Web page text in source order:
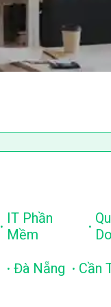
. IT Phần
Mềm
.
. Đà Nẵng . Cần